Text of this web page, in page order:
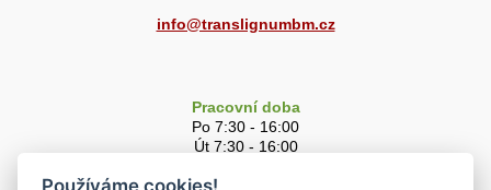
info@translignumbm.cz
Pracovní doba
Po 7:30 - 16:00
Út 7:30 - 16:00
Čt 7:30 - 16:00
Používáme cookies!